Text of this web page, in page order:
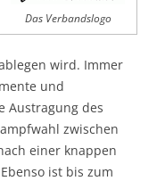
Das Verbandslogo
wird. Immer
und
Austragung des
zwischen
einer knappen
ist bis zum